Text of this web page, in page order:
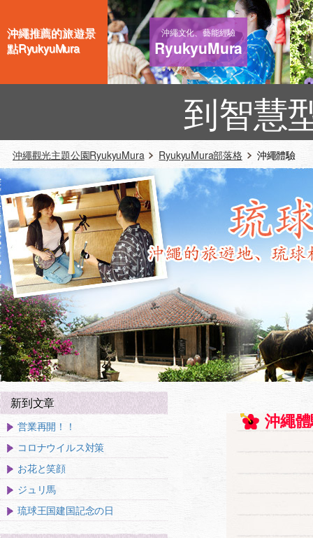
沖繩推薦的旅遊景
點RyukyuMura
沖繩文化、藝能經驗
RyukyuMura
到智慧
沖繩觀光主題公園RyukyuMura RyukyuMura部落格 沖繩體驗
沖繩
新到文章
営業再開！！
コロナウイルス対策
お花と笑顔
ジュリ馬
琉球王国建国記念の日